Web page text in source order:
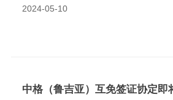
2024-05-10
中格（鲁吉亚）互免签证协定即